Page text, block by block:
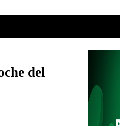
del